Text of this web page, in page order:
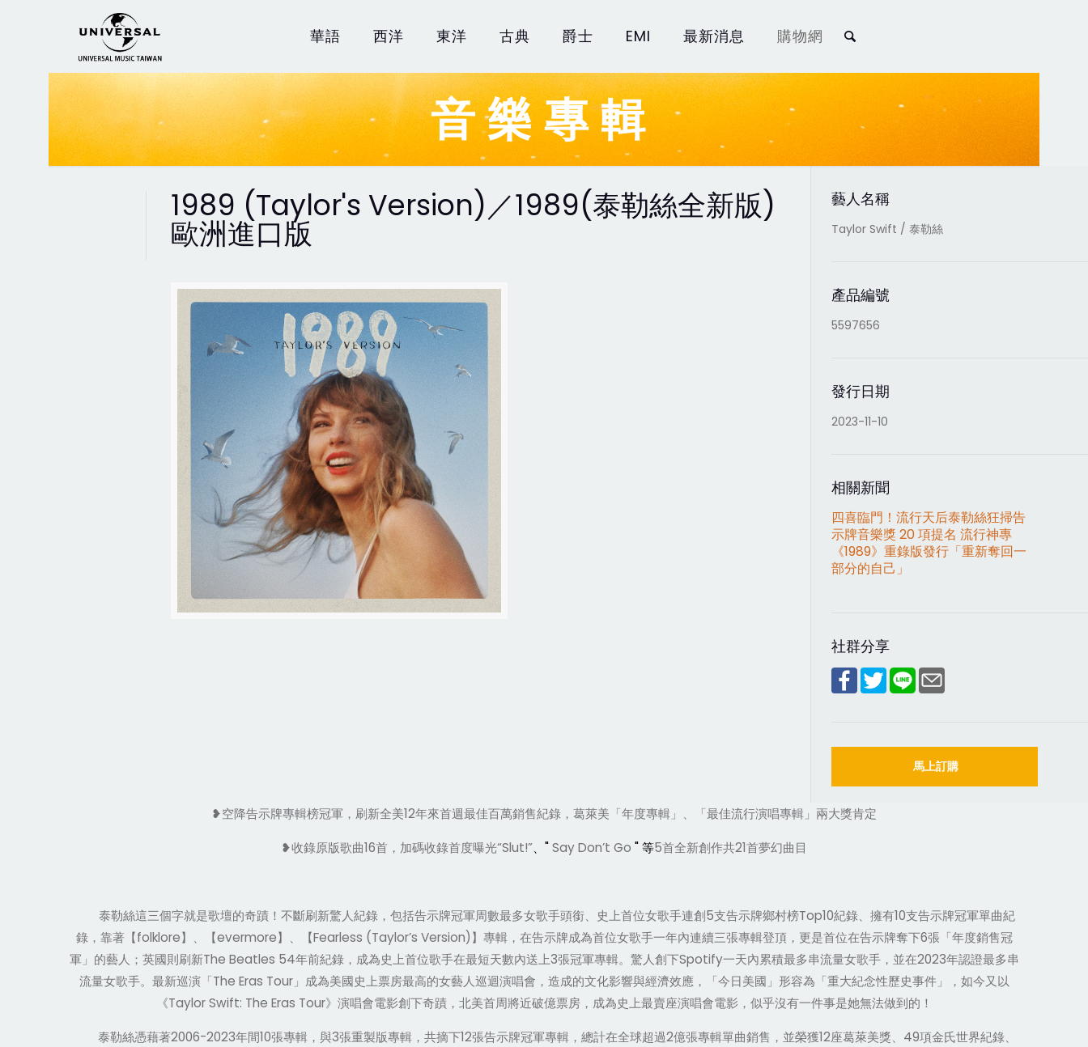
華語 西洋 東洋 古典 爵士 EMI 最新消息 購物網
音樂專輯
1989 (Taylor's Version)／1989(泰勒絲全新版)
歐洲進口版
藝人名稱
Taylor Swift / 泰勒絲
產品編號
5597656
發行日期
2023-11-10
相關新聞
四喜臨門！流行天后泰勒絲狂掃告
示牌音樂獎 20 項提名 流行神專
《1989》重錄版發行「重新奪回一
部分的自己」
社群分享
馬上訂購
❥空降告示牌專輯榜冠軍，刷新全美12年來首週最佳百萬銷售紀錄，葛萊美「年度專輯」、「最佳流行演唱專輯」兩大獎肯定
❥收錄原版歌曲16首，加碼收錄首度曝光“Slut!” "Say Don’t Go " 等5首全新創作共21首夢幻曲目
泰勒絲這三個字就是歌壇的奇蹟 ！ 不斷刷新驚人紀錄，包括告示牌冠軍周數最多女歌手頭銜 史上首位女歌手連創 5支告示牌鄉村榜Top10紀錄、擁有10支告示牌冠軍單曲紀
錄，靠著【folklore】、【evermore】、【Fearless (Taylor’s Version) 】專輯，在告示牌成為首位女歌手一年內連續三張專輯登頂，更是首位在告示牌奪下6張「年度銷售冠
軍」的藝人；英國則刷新The Beatles 54年前紀錄，成為史上首位歌手在最短天數內送上3張冠軍專輯。驚人創下Spotify一天內累積最多串流量女歌手，並在2023年認證最多串
流量女歌手。最新巡演「The Eras Tour」成為美國史上票房最高的女藝人巡迴演唱會，造成的文化影響與經濟效應，「今日美國」形容為「重大紀念性歷史事件」，如今又以
《Taylor Swift: The Eras Tour》演唱會電影創下奇蹟，北美首周將近破億票房，成為史上最賣座演唱會電影，似乎沒有一件事是她無法做到的！
泰勒絲憑藉著2006-2023年間10張專輯，與3張重製版專輯，共摘下12張告示牌冠軍專輯，總計在全球超過2億張專輯單曲銷售，並榮獲12座葛萊美獎、 49項金氏世界紀錄、